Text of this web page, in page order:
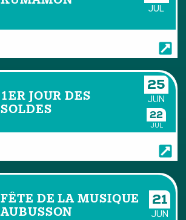
JUL
1ER JOUR DES
SOLDES
25
JUN
22
JUL
FÊTE DE LA MUSIQUE
AUBUSSON
21
JUN